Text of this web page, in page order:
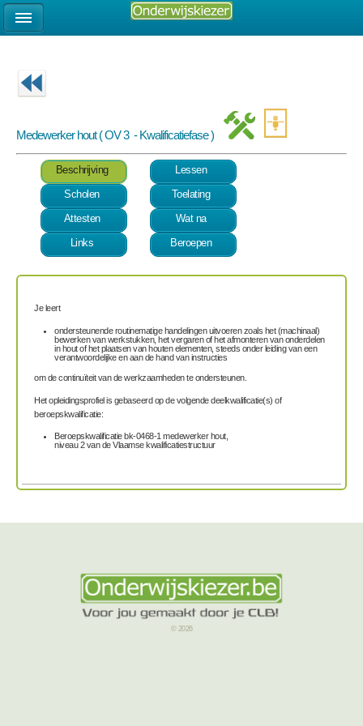
Medewerker hout ( OV 3 - Kwalificatiefase )
Beschrijving
Lessen
Scholen
Toelating
Attesten
Wat na
Links
Beroepen
Je leert
ondersteunende routinematige handelingen uitvoeren zoals het (machinaal)
bewerken van werkstukken, het vergaren of het afmonteren van onderdelen
in hout of het plaatsen van houten elementen, steeds onder leiding van een
verantwoordelijke en aan de hand van instructies
om de continuïteit van de werkzaamheden te ondersteunen.
Het opleidingsprofiel is gebaseerd op de volgende deelkwalificatie(s) of
beroepskwalificatie:
Beroepskwalificatie bk-0468-1 medewerker hout,
niveau 2 van de Vlaamse kwalificatiestructuur
© 2026